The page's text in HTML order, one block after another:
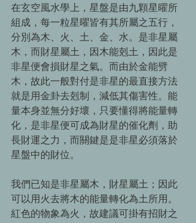
在玄空風水學上，星盤是由九顆星曜所
組成，每一粒星曜皆有其所屬之五行，
分別為木、火、土、金、水。是非星屬
木，而財星屬土，因木能剋土，因此是
非星便會損財星之氣。而由於金能劈
木，故此一般對付是非星的最直接方法
就是用金卦去剋制，減低其傷害性。能
量本身並無分好壞，只要懂得將能量轉
化，是非星便可成為財星的催化劑，助
長財運之力，而關鍵是是非星必須落於
星盤中的財位。
我們已知是非星屬木，財星屬土；因此
可以用火去將木的能量轉化為土所用。
紅色的物象為火，故建議可掛有招財之